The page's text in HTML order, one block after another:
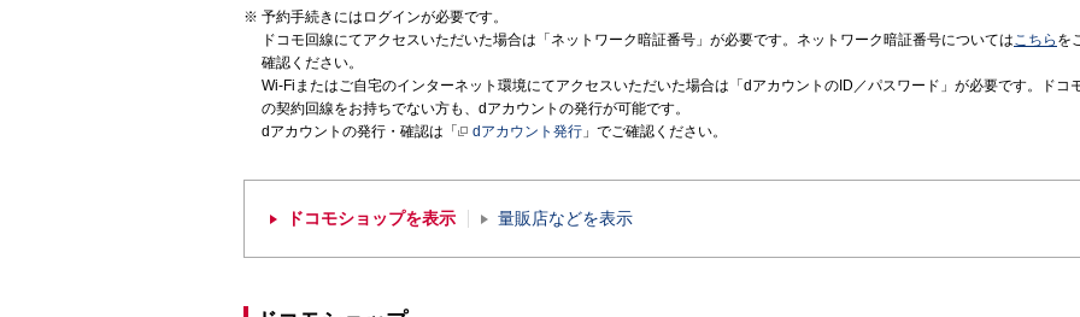
予約手続きにはログインが必要です。
ドコモ回線にてアクセスいただいた場合は「ネットワーク暗証番号」が必要です。ネットワーク暗証番号についてはこちら を
確認ください。
Wi-Fiまたはご自宅のインターネット環境にてアクセスいただいた場合は「dアカウントのID／パスワード」が必要です。ドコ
の契約回線をお持ちでない方も、dアカウントの発行が可能です。
dアカウントの発行・確認は「
dアカウント発行 」でご確認ください。
ドコモショップを表示 量販店などを表示